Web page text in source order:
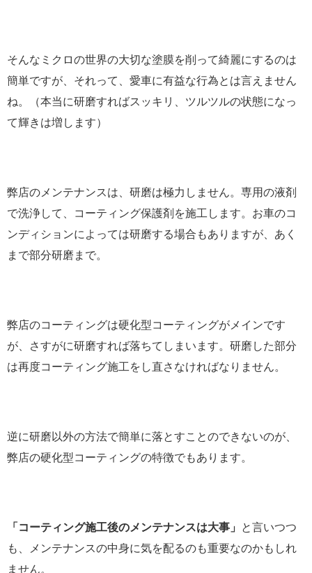
そんなミクロの世界の大切な塗膜を削って綺麗にするのは
簡単ですが、それって、愛車に有益な行為とは言えません
ね。（本当に研磨すればスッキリ、ツルツルの状態になっ
て輝きは増します）
弊店のメンテナンスは、研磨は極力しません。専用の液剤
で洗浄して、コーティング保護剤を施工します。お車のコ
ンディションによっては研磨する場合もありますが、あく
まで部分研磨まで。
弊店のコーティングは硬化型コーティングがメインです
が、さすがに研磨すれば落ちてしまいます。研磨した部分
は再度コーティング施工をし直さなければなりません。
逆に研磨以外の方法で簡単に落とすことのできないのが、
弊店の硬化型コーティングの特徴でもあります。
「コーティング施工後のメンテナンスは大事」
と言いつつ
も、メンテナンスの中身に気を配るのも重要なのかもしれ
ません。